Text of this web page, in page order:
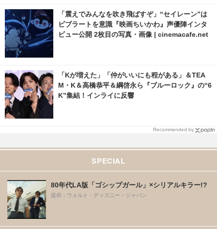
「震えでみんなを吹き飛ばすぞ」“セイレーン”は
ビブラートを意識『映画ちいかわ』声優陣インタ
ビュー公開 2枚目の写真・画像 | cinemacafe.net
「Kが増えた」「仲がいいにも程がある」＆TEA
M・K＆高橋恭平＆綱啓永ら『ブルーロック』の“6
K”集結！インライに反響
Recommended by
SPECIAL
80年代LA版「ゴシップガール」×シリアルキラー!?
提供：ウォルト・ディズニー・ジャパン